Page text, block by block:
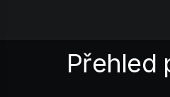
Přehled